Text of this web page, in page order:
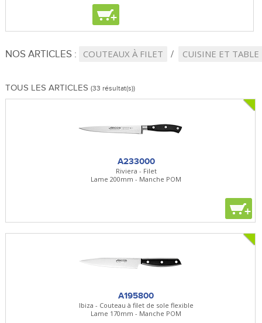
+
NOS ARTICLES : COUTEAUX À FILET CUISINE ET TABLE
TOUS LES ARTICLES (33 résultat(s))
A233000
Riviera - Filet
Lame 200mm - Manche POM
+
A195800
Ibiza - Couteau à filet de sole flexible
Lame 170mm - Manche POM